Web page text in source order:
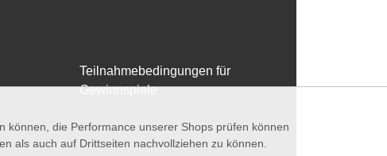
Teilnahmebedingungen für
Gewinnspiele
können, die Performance unserer Shops prüfen können
als auch auf Drittseiten nachvollziehen zu können.